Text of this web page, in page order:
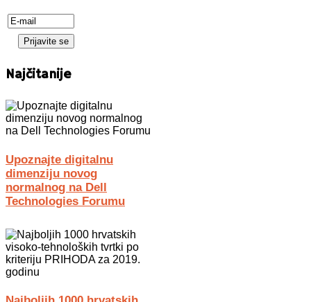
Najčitanije
Upoznajte digitalnu
dimenziju novog
normalnog na Dell
Technologies Forumu